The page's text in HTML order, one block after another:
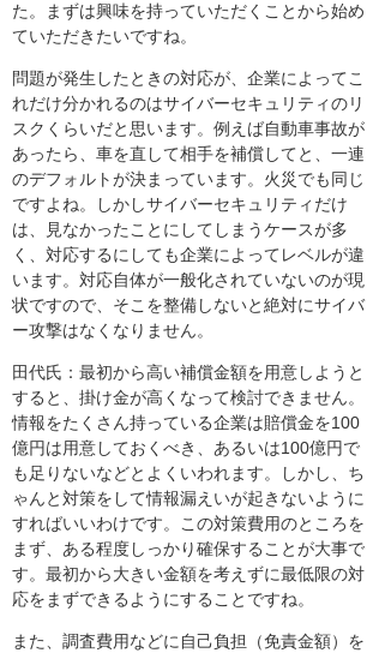
た。まずは興味を持っていただくことから始め
ていただきたいですね。
問題が発生したときの対応が、企業によってこ
れだけ分かれるのはサイバーセキュリティのリ
スクくらいだと思います。例えば自動車事故が
あったら、車を直して相手を補償してと、一連
のデフォルトが決まっています。火災でも同じ
ですよね。しかしサイバーセキュリティだけ
は、見なかったことにしてしまうケースが多
く、対応するにしても企業によってレベルが違
います。対応自体が一般化されていないのが現
状ですので、そこを整備しないと絶対にサイバ
ー攻撃はなくなりません。
田代氏：最初から高い補償金額を用意しようと
すると、掛け金が高くなって検討できません。
情報をたくさん持っている企業は賠償金を100
億円は用意しておくべき、あるいは100億円で
も足りないなどとよくいわれます。しかし、ち
ゃんと対策をして情報漏えいが起きないように
すればいいわけです。この対策費用のところを
まず、ある程度しっかり確保することが大事で
す。最初から大きい金額を考えずに最低限の対
応をまずできるようにすることですね。
また、調査費用などに自己負担（免責金額）を